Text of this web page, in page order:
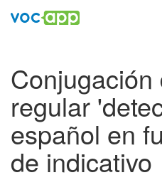
Conjugación
regular
español en
de indicativo